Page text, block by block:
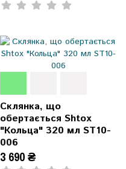
Склянка, що
обертається Shtox
"Кольца" 320 мл ST10-
006
3 690 ₴